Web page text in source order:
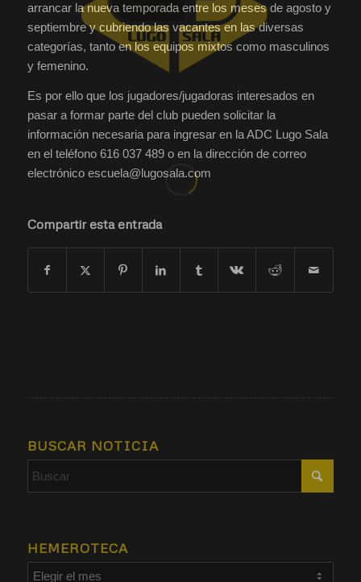
arrancar la nueva temporada entre los meses de agosto y
septiembre y cubriendo las vacantes en las diversas
categorías, tanto en los equipos mixtos como masculinos
y femenino.
Es por ello que los jugadores/jugadoras interesados en
pasar a formar parte del club pueden solicitar la
información necesaria para ingresar en la ADC Lugo Sala
en el teléfono 616 037 489 o en la dirección de correo
electrónico escuela@lugosala.com
Compartir esta entrada
BUSCAR NOTICIA
HEMEROTECA